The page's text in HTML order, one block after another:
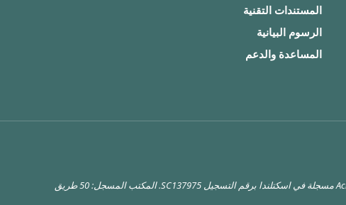
المستندات التقنية
الرسوم البيانية
المساعدة والدعم
العنوان المسجل للشركة: شركة Achilles Information Limited مسجلة في اسكتلندا برقم التسجيل SC137975. المكتب المسجل: 50 طريق